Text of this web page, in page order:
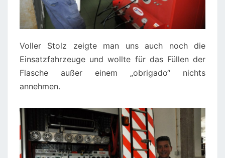
Voller Stolz zeigte man uns auch noch die
Einsatzfahrzeuge und wollte für das Füllen der
Flasche außer einem „obrigado“ nichts
annehmen.